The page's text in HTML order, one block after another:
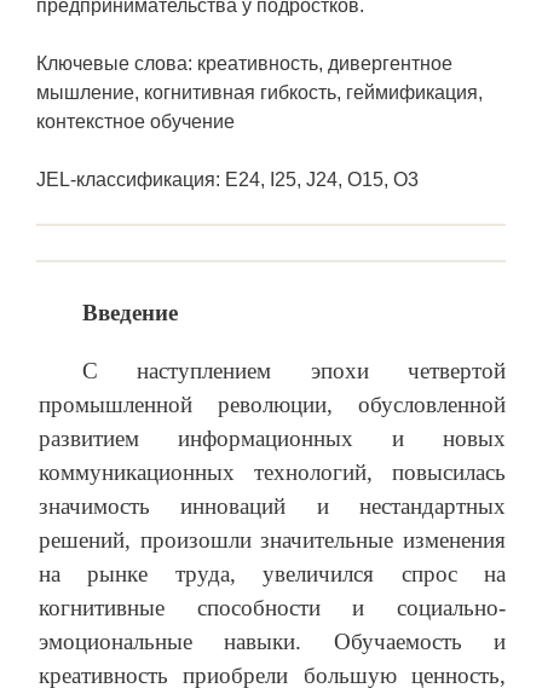
предпринимательства у подростков.
Ключевые слова: креативность, дивергентное
мышление, когнитивная гибкость, геймификация,
контекстное обучение
JEL-классификация: E24, I25, J24, O15, O3
Введение
С наступлением эпохи четвертой
промышленной революции, обусловленной
развитием информационных и новых
коммуникационных технологий, повысилась
значимость инноваций и нестандартных
решений, произошли значительные изменения
на рынке труда, увеличился спрос на
когнитивные способности и социально-
эмоциональные навыки. Обучаемость и
креативность приобрели большую ценность,